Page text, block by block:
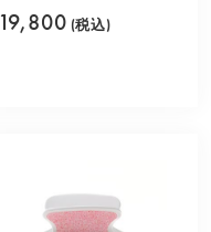
19,800 (税込)